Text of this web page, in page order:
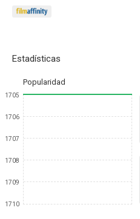
Estadísticas
Popularidad
1705
1706
1707
1708
1709
1710